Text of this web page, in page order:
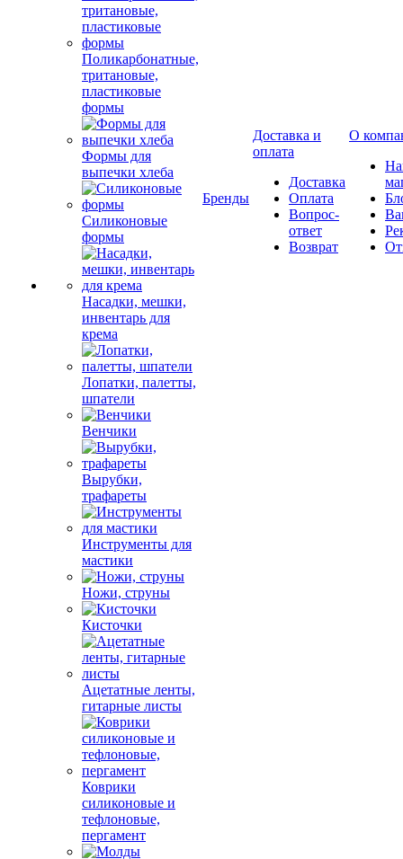
Поликарбонатные,
тритановые,
пластиковые
формы
Формы для
выпечки хлеба
Силиконовые
формы
Насадки, мешки,
инвентарь для
крема
Лопатки, палетты,
шпатели
Венчики
Вырубки,
трафареты
Инструменты для
мастики
Ножи, струны
Кисточки
Ацетатные ленты,
гитарные листы
Коврики
силиконовые и
тефлоновые,
пергамент
Бренды
Доставка и
оплата
Доставка
Оплата
Вопрос-
ответ
Возврат
О